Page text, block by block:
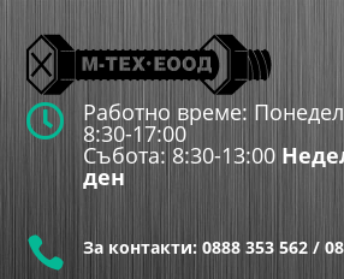
 Работно време:
8:30-17:00
Събота: 8:30-13:00
ден
 За контакти: 0888 353 562 /